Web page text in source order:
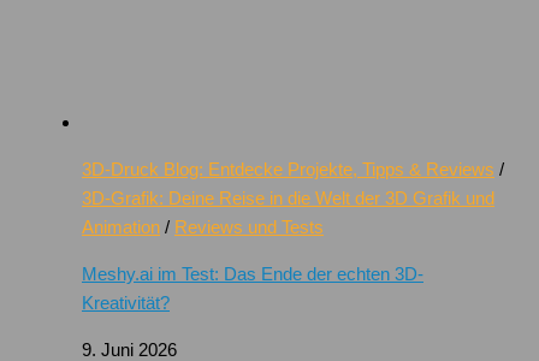
3D-Druck Blog: Entdecke Projekte, Tipps & Reviews /
3D-Grafik: Deine Reise in die Welt der 3D Grafik und
Animation / Reviews und Tests
Meshy.ai im Test: Das Ende der echten 3D-
Kreativität?
9. Juni 2026